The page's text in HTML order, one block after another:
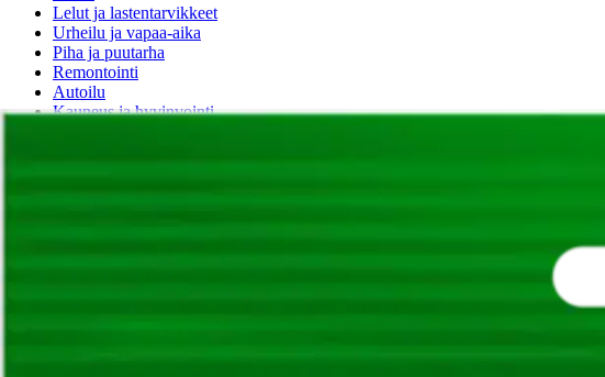
Lelut ja lastentarvikkeet
Urheilu ja vapaa-aika
Piha ja puutarha
Remontointi
Autoilu
Kauneus ja hyvinvointi